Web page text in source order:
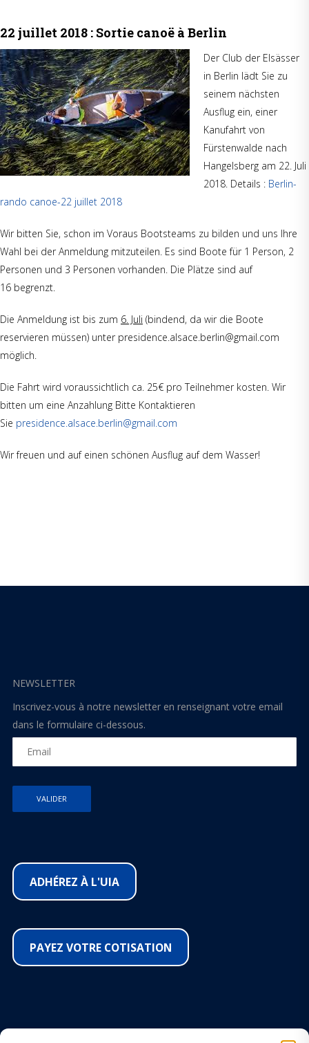
22 juillet 2018 : Sortie canoë à Berlin
Der Club der Elsässer
in Berlin lädt Sie zu
seinem nächsten
Ausflug ein, einer
Kanufahrt von
Fürstenwalde nach
Hangelsberg am 22. Juli
2018. Details : Berlin-
rando canoe-22 juillet 2018
Wir bitten Sie, schon im Voraus Bootsteams zu bilden und uns Ihre
Wahl bei der Anmeldung mitzuteilen. Es sind Boote für 1 Person, 2
Personen und 3 Personen vorhanden. Die Plätze sind auf
16 begrenzt.
Die Anmeldung ist bis zum 6. Juli (bindend, da wir die Boote
reservieren müssen) unter presidence.alsace.berlin@gmail.com
möglich.
Die Fahrt wird voraussichtlich ca. 25€ pro Teilnehmer kosten. Wir
bitten um eine Anzahlung Bitte Kontaktieren
Sie presidence.alsace.berlin@gmail.com
Wir freuen und auf einen schönen Ausflug auf dem Wasser!
NEWSLETTER
Inscrivez-vous à notre newsletter en renseignant votre email
dans le formulaire ci-dessous.
ADHÉREZ À L'UIA
PAYEZ VOTRE COTISATION